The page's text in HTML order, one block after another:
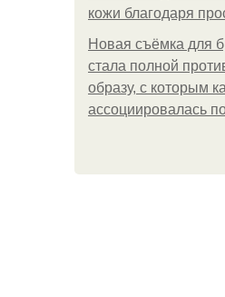
кожи благодаря
Новая съёмка для
стала полной
образу, с которым
ассоциировалась